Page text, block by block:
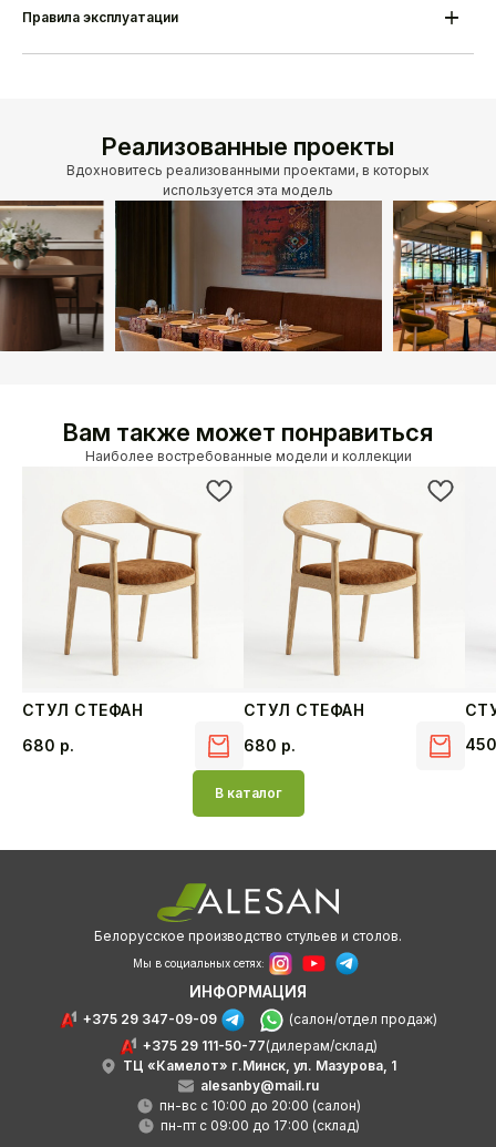
Срок изготовления
Правила эксплуатации
Реализованные проекты
Вдохновитесь реализованными проектами, в которых
используется эта модель
Вам также может понравиться
Наиболее востребованные модели и коллекции
СТУЛ СТЕФАН
680 р.
СТУЛ СТЕФАН
680 р.
В каталог
Белорусское производство стульев и столов.
Мы в социальных сетях:
ИНФОРМАЦИЯ
+375 29 347-09-09
(салон/отдел продаж)
+375 29 111-50-77(дилерам/склад)
ТЦ «Камелот» г.Минск, ул. Мазурова, 1
alesanby@mail.ru
пн-вс с 10:00 до 20:00 (салон)
пн-пт с 09:00 до 17:00 (склад)